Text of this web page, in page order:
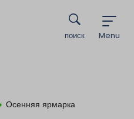
Menu
поиск
Осенняя ярмарка